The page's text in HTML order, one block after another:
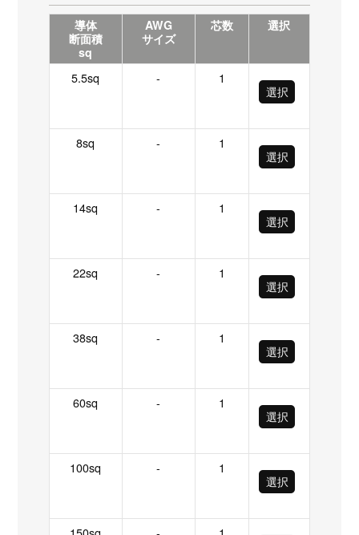
導体
断面積
sq
AWG
サイズ
芯数 選択
5.5sq -
1
選択
8sq -
1
選択
14sq -
1
選択
22sq -
1
選択
38sq -
1
選択
60sq -
1
選択
100sq -
1
選択